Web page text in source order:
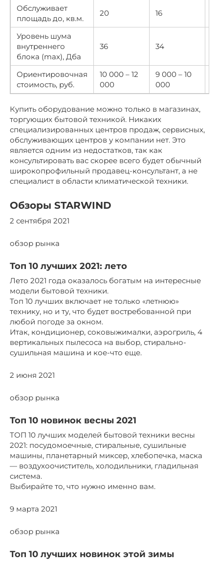
Обслуживает
площадь до, кв.м.
20 16
Уровень шума
внутреннего
блока (max), Дба
36 34
Ориентировочная
стоимость, руб.
10 000 – 12
000
9 000 – 10
000
Купить оборудование можно только в магазинах,
торгующих бытовой техникой. Никаких
специализированных центров продаж, сервисных,
обслуживающих центров у компании нет. Это
является одним из недостатков, так как
консультировать вас скорее всего будет обычный
широкопрофильный продавец-консультант, а не
специалист в области климатической техники.
Обзоры STARWIND
2 сентября 2021
обзор рынка
Топ 10 лучших 2021: лето
Лето 2021 года оказалось богатым на интересные
модели бытовой техники.
Топ 10 лучших включает не только «летнюю»
технику, но и ту, что будет востребованной при
любой погоде за окном.
Итак, кондиционер, соковыжималки, аэрогриль, 4
вертикальных пылесоса на выбор, стирально-
сушильная машина и кое-что еще.
2 июня 2021
обзор рынка
Топ 10 новинок весны 2021
ТОП 10 лучших моделей бытовой техники весны
2021: посудомоечные, стиральные, сушильные
машины, планетарный миксер, хлебопечка, маска
— воздухоочиститель, холодильники, гладильная
система.
Выбирайте то, что нужно именно вам.
9 марта 2021
обзор рынка
Топ 10 лучших новинок этой зимы